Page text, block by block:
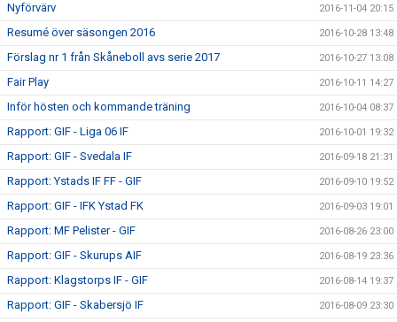
Nyförvärv 2016-11-04 20:15
Resumé över säsongen 2016 2016-10-28 13:48
Förslag nr 1 från Skåneboll avs serie 2017 2016-10-27 13:08
Fair Play 2016-10-11 14:27
Inför hösten och kommande träning 2016-10-04 08:37
Rapport: GIF - Liga 06 IF 2016-10-01 19:32
Rapport: GIF - Svedala IF 2016-09-18 21:31
Rapport: Ystads IF FF - GIF 2016-09-10 19:52
Rapport: GIF - IFK Ystad FK 2016-09-03 19:01
Rapport: MF Pelister - GIF 2016-08-26 23:00
Rapport: GIF - Skurups AIF 2016-08-19 23:36
Rapport: Klagstorps IF - GIF 2016-08-14 19:37
Rapport: GIF - Skabersjö IF 2016-08-09 23:30